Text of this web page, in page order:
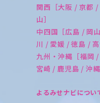
関西［大阪 / 京都
山］
中四国［広島 / 岡
川 / 愛媛 / 徳島 / 高
九州・沖縄［福岡
宮崎 / 鹿児島 / 沖縄
よるみせナビについ